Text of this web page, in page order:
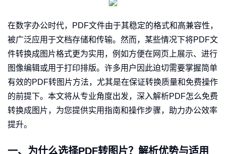
在数字办公时代，PDF文件由于其稳定的格式和高兼容性，
被广泛应用于文档存储和传输。然而，某些情况下将PDF文
件转换成图片格式更为实用，例如方便在网页上展示、进行
图像编辑或用于打印排版。许多用户因此迫切需要掌握简单
有效的PDF转图片方法，尤其是在保证转换质量和免费操作
的前提下。本文将从专业角度出发，深入解析PDF怎么免费
转换成图片，为您提供实用指南和操作步骤，助力办公效率
提升。
一、为什么选择PDF转图片？解析优势与适用